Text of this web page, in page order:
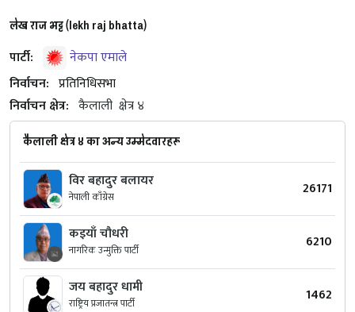
लेख राज भट्ट (lekh raj bhatta)
पार्टी:
नेकपा एमाले
निर्वाचन: प्रतिनिधिसभा
निर्वाचन क्षेत्र: कैलाली क्षेत्र ४
कैलाली क्षेत्र ४ का अन्य उम्मेदवारहरू
विर बहादुर बलायर
नेपाली काँग्रेस 26171
कइयाँ चौधरी
नागरिक उन्मुक्ति पार्टी 6210
जय बहादुर धामी
राष्ट्रिय प्रजातन्त्र पार्टी 1462